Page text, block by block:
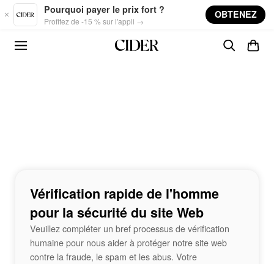
Skip to main content
Pourquoi payer le prix fort ?
Profitez de -15 % sur l'appli →
OBTENEZ
Vérification rapide de l'homme
pour la sécurité du site Web
Veuillez compléter un bref processus de vérification
humaine pour nous aider à protéger notre site web
contre la fraude, le spam et les abus. Votre